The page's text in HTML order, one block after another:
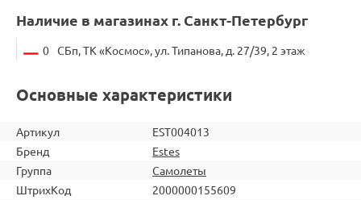
Наличие в магазинах г. Санкт-Петербург
0 СБп, ТК «Космос», ул. Типанова, д. 27/39, 2 этаж
Основные характеристики
Артикул
EST004013
Бренд
Estes
Группа
Самолеты
ШтрихКод
2000000155609